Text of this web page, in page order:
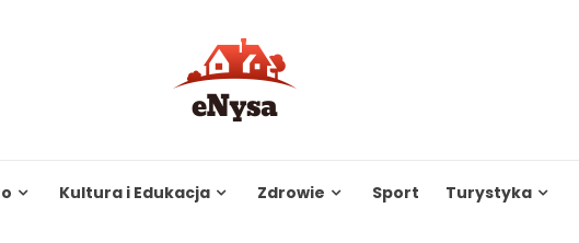
Kultura i Edukacja Zdrowie Sport Turystyka